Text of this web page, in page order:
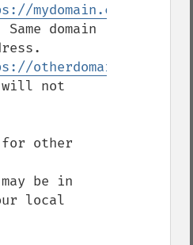
mydomain.com/dir/
domain
otherdomain.com/dir/
will not
other
be in
local